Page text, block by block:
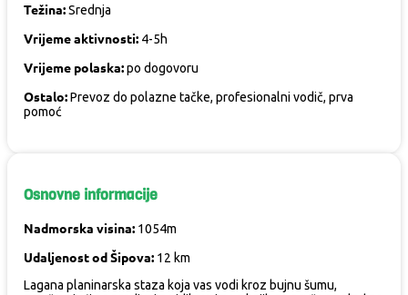
Težina:Srednja
Vrijeme aktivnosti: 4-5h
Vrijeme polaska:po dogovoru
Ostalo:Prevoz do polazne tačke, profesionalni vodič, prva
pomoć
Osnovne informacije
Nadmorska visina: 1054m
Udaljenost od Šipova: 12 km
Lagana planinarska staza koja vas vodi kroz bujnu šumu,